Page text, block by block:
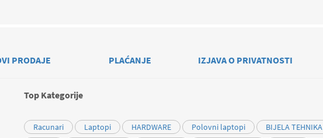
PRODAJE PLAĆANJE IZJAVA O PRIVATNOSTI
Top Kategorije
Racunari Laptopi HARDWARE Polovni laptopi
BIJELA TEHNIKA